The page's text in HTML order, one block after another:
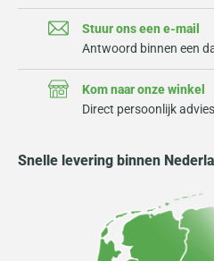
Stuur ons een e-mail
Antwoord binnen een
Kom naar onze winkel
Direct persoonlijk advies
Snelle levering binnen